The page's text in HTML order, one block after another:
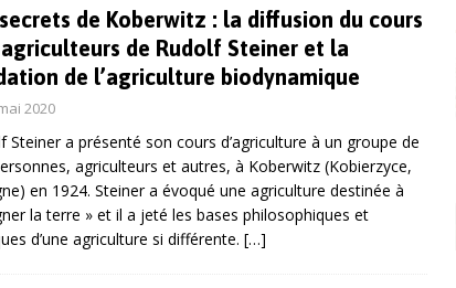
– Coopérer avec les plantes pour se nourrir
NEW
des recherches scientifiques sur l’agriculture biodynamique
de Koberwitz : la diffusion du cours
de Rudolf Steiner et la
de l’agriculture biodynamique
2020
Steiner a présenté son cours d’agriculture à un groupe de
agriculteurs et autres, à Koberwitz (Kobierzyce,
en 1924. Steiner a évoqué une agriculture destinée à
la terre » et il a jeté les bases philosophiques et
d’une agriculture si différente. […]